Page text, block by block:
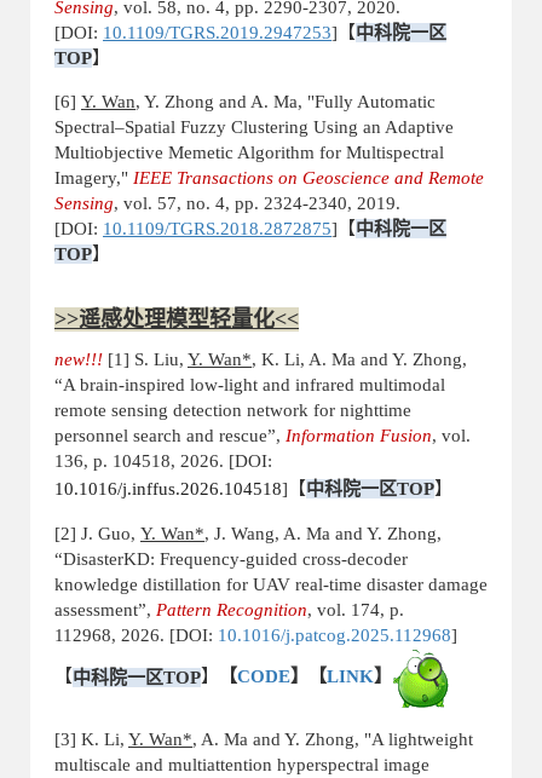
Sensing, vol. 58, no. 4, pp. 2290-2307, 2020.
[DOI: 10.1109/TGRS.2019.2947253] 【中科院一区
TOP】
[6] Y. Wan, Y. Zhong and A. Ma, "Fully Automatic
Spectral–Spatial Fuzzy Clustering Using an Adaptive
Multiobjective Memetic Algorithm for Multispectral
Imagery," IEEE Transactions on Geoscience and Remote
Sensing, vol. 57, no. 4, pp. 2324-2340, 2019.
[DOI: 10.1109/TGRS.2018.2872875] 【中科院一区
TOP】
>>遥感处理模型轻量化<<
new!!! [1] S. Liu, Y. Wan*, K. Li, A. Ma and Y. Zhong,
“A brain-inspired low-light and infrared multimodal
remote sensing detection network for nighttime
personnel search and rescue”, Information Fusion, vol.
136, p. 104518, 2026. [DOI:
10.1016/j.inffus.2026.104518] 【中科院一区TOP】
[2] J. Guo, Y. Wan*, J. Wang, A. Ma and Y. Zhong,
“DisasterKD: Frequency-guided cross-decoder
knowledge distillation for UAV real-time disaster damage
assessment”, Pattern Recognition, vol. 174, p.
112968, 2026. [DOI: 10.1016/j.patcog.2025.112968]
【中科院一区TOP】 【CODE】【LINK】
[3] K. Li, Y. Wan*, A. Ma and Y. Zhong, "A lightweight
multiscale and multiattention hyperspectral image